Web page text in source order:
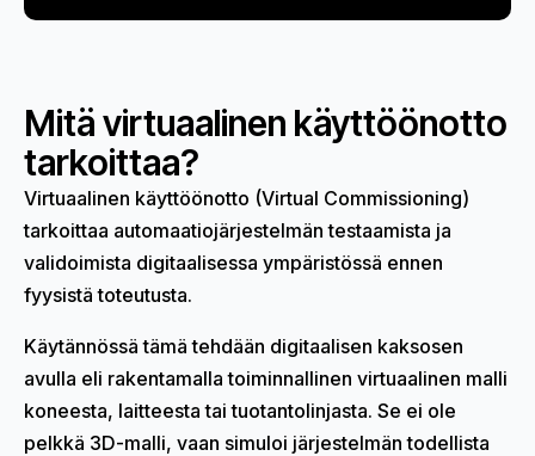
Mitä virtuaalinen käyttöönotto
tarkoittaa?
Virtuaalinen käyttöönotto (Virtual Commissioning)
tarkoittaa automaatiojärjestelmän testaamista ja
validoimista digitaalisessa ympäristössä ennen
fyysistä toteutusta.
Käytännössä tämä tehdään digitaalisen kaksosen
avulla eli rakentamalla toiminnallinen virtuaalinen malli
koneesta, laitteesta tai tuotantolinjasta. Se ei ole
pelkkä 3D-malli, vaan simuloi järjestelmän todellista